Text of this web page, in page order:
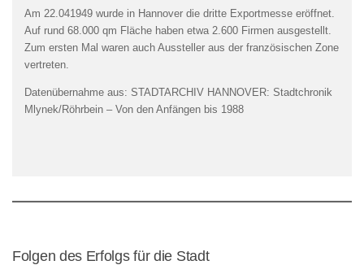
Am 22.041949 wurde in Hannover die dritte Exportmesse eröffnet.
Auf rund 68.000 qm Fläche haben etwa 2.600 Firmen ausgestellt.
Zum ersten Mal waren auch Aussteller aus der französischen Zone
vertreten.
Datenübernahme aus: STADTARCHIV HANNOVER: Stadtchronik
Mlynek/Röhrbein – Von den Anfängen bis 1988
Folgen des Erfolgs für die Stadt